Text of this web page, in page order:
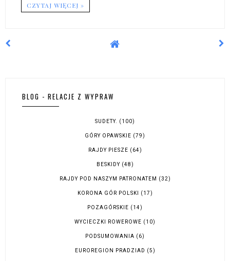
CZYTAJ WIĘCEJ »
BLOG - RELACJE Z WYPRAW
SUDETY. (100)
GÓRY OPAWSKIE (79)
RAJDY PIESZE (64)
BESKIDY (48)
RAJDY POD NASZYM PATRONATEM (32)
KORONA GÓR POLSKI (17)
POZAGÓRSKIE (14)
WYCIECZKI ROWEROWE (10)
PODSUMOWANIA (6)
EUROREGION PRADZIAD (5)